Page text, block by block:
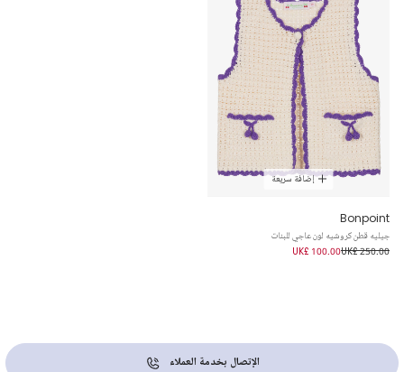
إضافة سريعة
Bonpoint
جيليه قطن كروشيه لون عاجي للبنات
UK£ 250.00
UK£ 100.00
الإتصال بخدمة العملاء